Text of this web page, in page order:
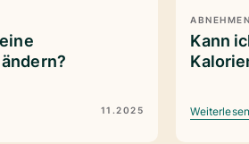
11.2025
Kann